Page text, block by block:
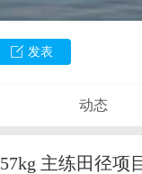
发表
动态
主练田径项